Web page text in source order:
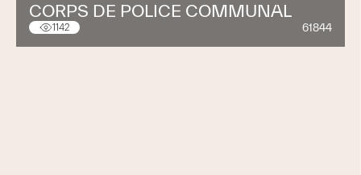
CORPS DE POLICE COMMUNAL
1142 61844